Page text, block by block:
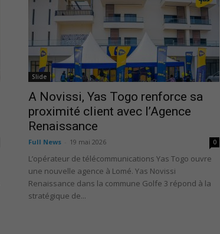
Slide
A Novissi, Yas Togo renforce sa
proximité client avec l’Agence
Renaissance
Full News 19 mai 2026 0
L’opérateur de télécommunications Yas Togo ouvre
une nouvelle agence à Lomé. Yas Novissi
Renaissance dans la commune Golfe 3 répond à la
stratégique de...